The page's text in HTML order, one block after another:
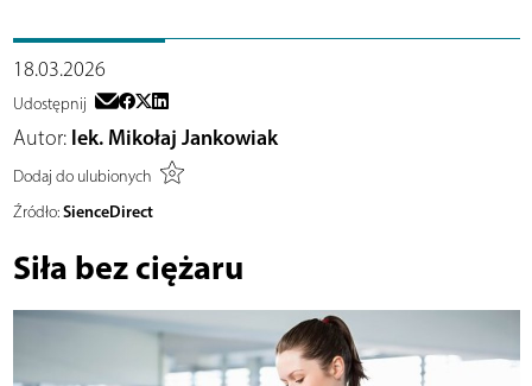
18.03.2026
Udostępnij
Autor: lek. Mikołaj Jankowiak
Dodaj do ulubionych
Źródło: SienceDirect
Siła bez ciężaru